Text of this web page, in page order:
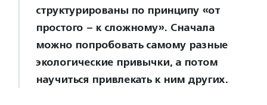
структурированы по принципу «от
простого – к сложному». Сначала
можно попробовать самому разные
экологические привычки, а потом
научиться привлекать к ним других.